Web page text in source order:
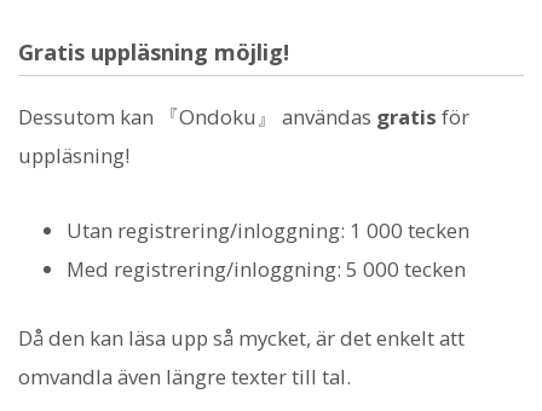
Gratis uppläsning möjlig!
Dessutom kan 『Ondoku』 användas gratis för
uppläsning!
Utan registrering/inloggning: 1 000 tecken
Med registrering/inloggning: 5 000 tecken
Då den kan läsa upp så mycket, är det enkelt att
omvandla även längre texter till tal.